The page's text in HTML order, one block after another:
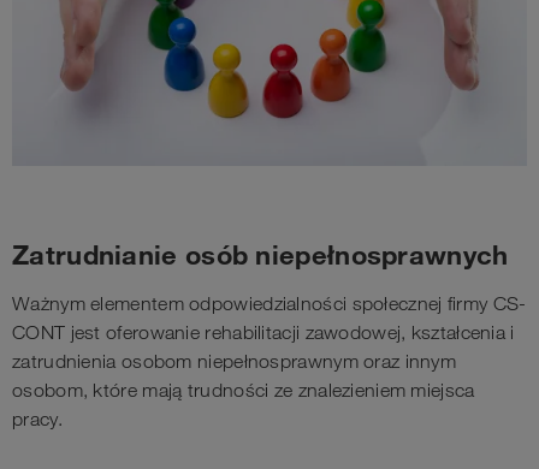
Zatrudnianie osób niepełnosprawnych
Ważnym elementem odpowiedzialności społecznej firmy CS-
CONT jest oferowanie rehabilitacji zawodowej, kształcenia i
zatrudnienia osobom niepełnosprawnym oraz innym
osobom, które mają trudności ze znalezieniem miejsca
pracy.